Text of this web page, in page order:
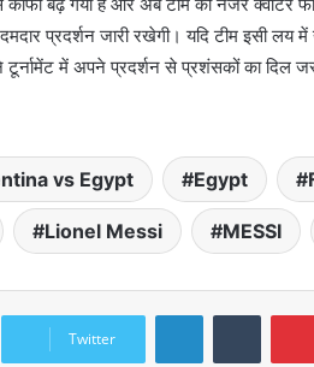
प्रदर्शन जारी रखेगी। यदि टीम इसी लय में
में अपने प्रदर्शन से प्रशंसकों का दिल
vs Egypt Egypt
Lionel Messi MESSI
Twitter